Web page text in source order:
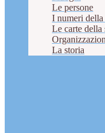
Le persone
I numeri della
Le carte della
La storia